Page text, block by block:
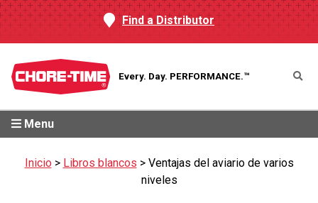
Find a Distributor
Every. Day. PERFORMANCE.™
Menu
Inicio> Libros blancos > Ventajas del aviario de varios
niveles